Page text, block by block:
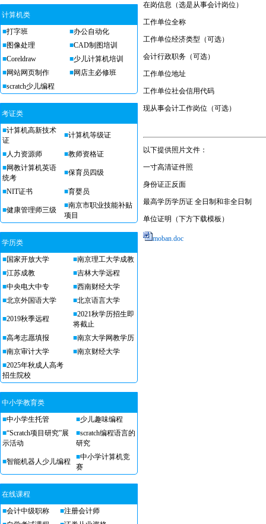
计算机类
■打字班 ■办公自动化
■图像处理 ■CAD制图培训
■Coreldraw ■少儿计算机培训
■网站网页制作 ■网店主必修班
■scratch少儿编程
考证类
■计算机高新技术
证
■计算机等级证
■人力资源师 ■教师资格证
■网教计算机英语
统考
■保育员四级
■NIT证书 ■育婴员
■健康管理师三级
■南京市职业技能补贴
项目
学历类
■国家开放大学 ■南京理工大学成教
■江苏成教 ■吉林大学远程
■中央电大中专 ■西南财经大学
■北京外国语大学 ■北京语言大学
■2019秋季远程
■2021秋学历招生即
将截止
■高考志愿填报 ■南京大学网教学历
■南京审计大学 ■南京财经大学
■2025年秋成人高考
招生院校
中小学教育类
■中小学生托管 ■少儿趣味编程
■“Scratch项目研究”展
示活动
■scratch编程语言的
研究
■智能机器人少儿编程
■中小学计算机竞
赛
在线课程
■会计中级职称 ■注册会计师
在岗信息（选是从事会计岗位）
工作单位全称
工作单位经济类型（可选）
会计行政职务（可选）
工作单位地址
工作单位社会信用代码
现从事会计工作岗位（可选）
以下提供照片文件：
一寸高清证件照
身份证正反面
最高学历学历证 全日制和非全日制
单位证明（下方下载模板）
moban.doc